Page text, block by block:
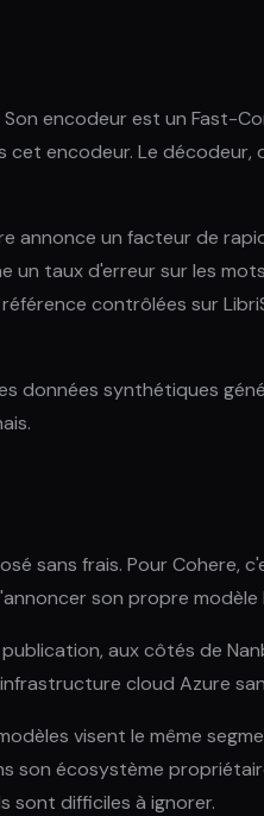
encodeur est un Fast-
encodeur. Le décodeur,
annonce un facteur de
un taux d'erreur sur les
contrôlées sur
synthétiques
sans frais. Pour
son propre modèle
aux côtés de
cloud Azure
visent le même
écosystème
sont difficiles à ignorer.